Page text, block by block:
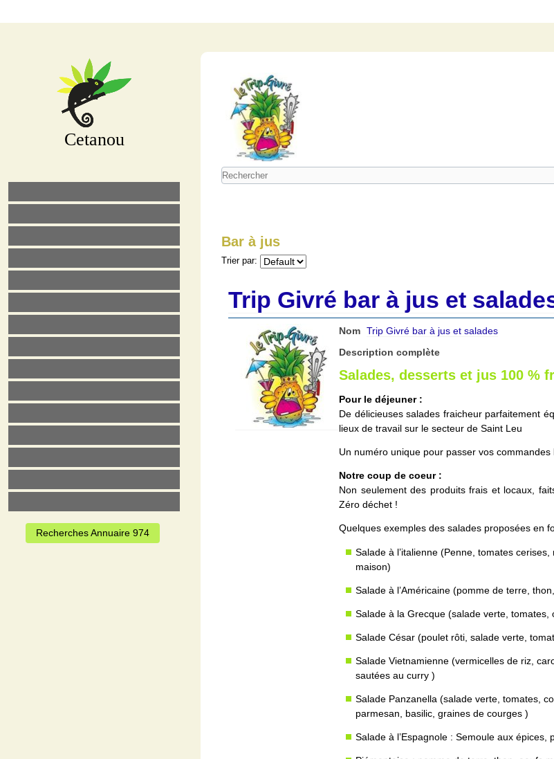
Cetanou
Recherches Annuaire 974
Bar à jus
Trier par:
Trip Givré bar à jus et
Nom Trip Givré bar à jus et salades
Description complète
Salades, desserts et jus 100 %
Pour le déjeuner :
De délicieuses salades fraicheur parfaitement
lieux de travail sur le secteur de Saint Leu
Un numéro unique pour passer vos
Notre coup de coeur :
Non seulement des produits frais et locaux,
Zéro déchet !
Quelques exemples des salades proposées en
Salade à l’italienne (Penne, tomates
maison)
Salade à l’Américaine (pomme de terre,
Salade à la Grecque (salade verte,
Salade César (poulet rôti, salade verte,
Salade Vietnamienne (vermicelles de riz,
sautées au curry )
Salade Panzanella (salade verte, tomates,
parmesan, basilic, graines de courges )
Salade à l’Espagnole : Semoule aux